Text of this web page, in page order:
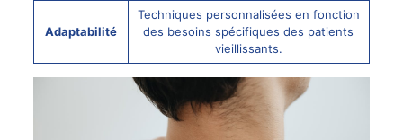
Adaptabilité
Techniques personnalisées en fonction
des besoins spécifiques des patients
vieillissants.